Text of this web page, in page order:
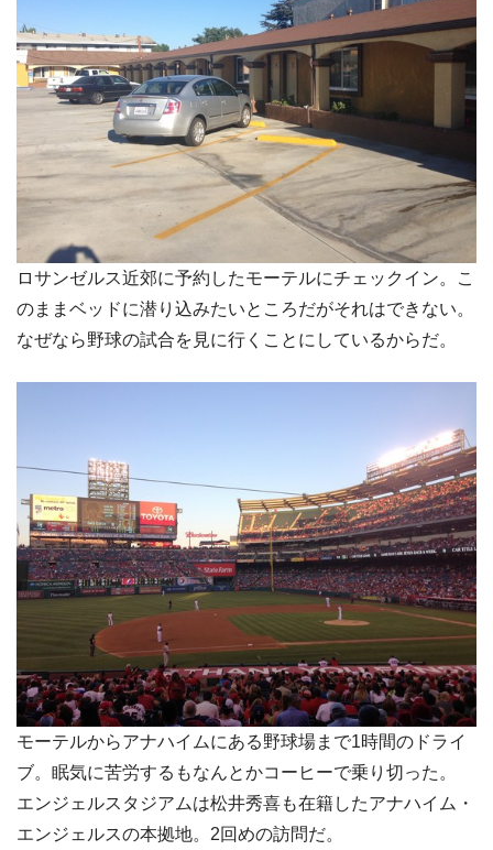
ロサンゼルス近郊に予約したモーテルにチェックイン。こ
のままベッドに潜り込みたいところだがそれはできない。
なぜなら野球の試合を見に行くことにしているからだ。
モーテルからアナハイムにある野球場まで1時間のドライ
ブ。眠気に苦労するもなんとかコーヒーで乗り切った。
エンジェルスタジアムは松井秀喜も在籍したアナハイム・
エンジェルスの本拠地。2回めの訪問だ。